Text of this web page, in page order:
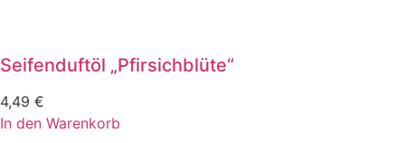
Seifenduftöl „Pfirsichblüte“
4,49 €
In den Warenkorb